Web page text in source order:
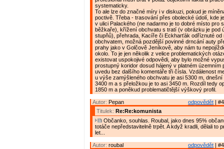
systematicky.
To ale lze do značné míry i v diskuzi, pokud je
poctivě. Třeba - trasování přes obolecké údolí, kde
v ulici Palackého (ne nadarmo je to dobré místo pro
běžkaře), křížení obchvatu s tratí (v obrázku je pod
stupňů), přehrada, Kacíře či Eckharťák odříznuté od
obchvatem, možná pozdější povinné drncání auty
prahy jako v Golčově Jeníkově, aby nám tu
okolo. To je jen několik z velice problematických
existovat uspokojivé odpovědi, aby bylo možné
prostupný koridor dosud hájený v platném územním
uvedu bez dalšího komentáře tři čísla. Vzdálenost
u výše zamýšleného obchvatu je asi 5300 m,
3400 m a s přeložkou je to asi 3450 m. Rozdíl tedy
1850 m a poněkud problematičtější výškový profil.
odpovědět |
Autor: Pepan
Titulek: Re:Re:komunista
Občanko, souhlas. Roubal, jako dnes 95%
totáče nepředstavitelně trpět. A když kradli, dělali to
let...
odpovědět |
Autor: roubal